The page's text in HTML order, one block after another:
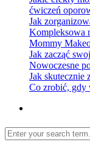
ćwiczeń
Jak
Kompleksowa
Mommy
Jak zacząć
Nowoczesne
Jak skutecznie
Co zrobić, gdy